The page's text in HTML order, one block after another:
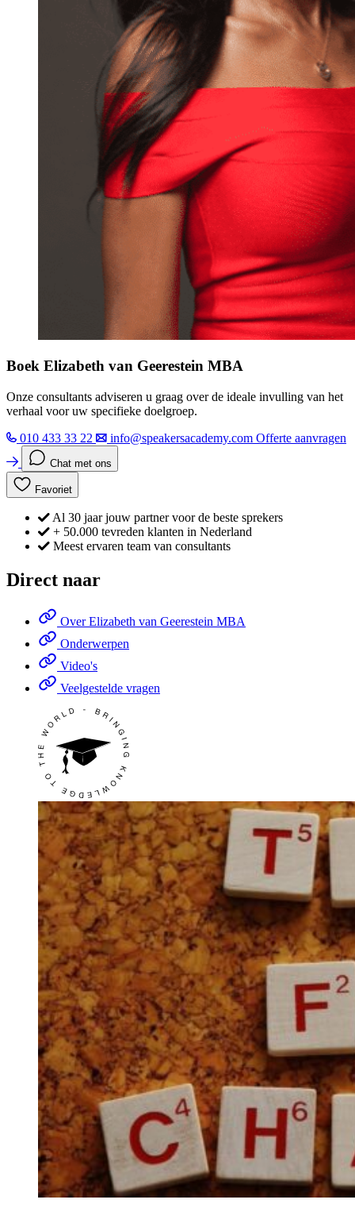
Boek Elizabeth van Geerestein MBA
Onze consultants adviseren u graag over de ideale invulling van het
verhaal voor uw specifieke doelgroep.
010 433 33 22
info@speakersacademy.com Offerte aanvragen
Chat met ons
Favoriet
Al 30 jaar jouw partner voor de beste sprekers
+ 50.000 tevreden klanten in Nederland
Meest ervaren team van consultants
Direct naar
Over Elizabeth van Geerestein MBA
Onderwerpen
Video's
Veelgestelde vragen